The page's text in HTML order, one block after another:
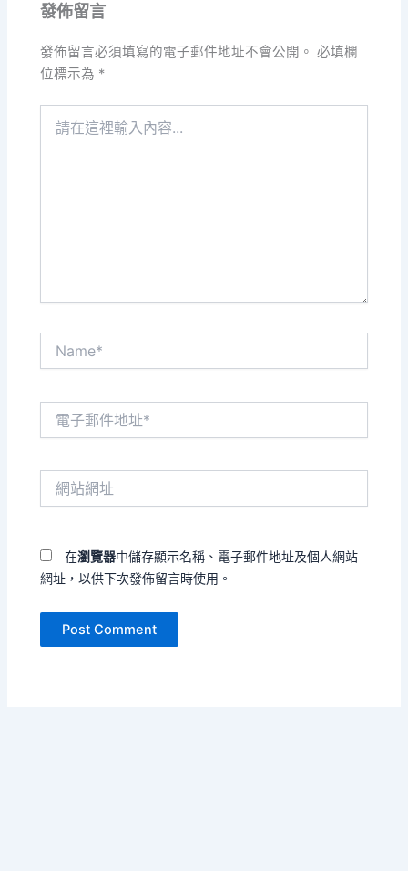
發佈留言
發佈留言必須填寫的電子郵件地址不會公開。 必填欄
位標示為 *
在瀏覽器中儲存顯示名稱、電子郵件地址及個人網站
網址，以供下次發佈留言時使用。